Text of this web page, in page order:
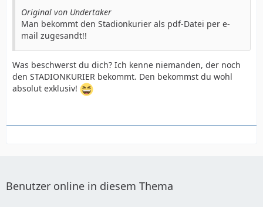
Original von Undertaker
Man bekommt den Stadionkurier als pdf-Datei per e-
mail zugesandt!!
Was beschwerst du dich? Ich kenne niemanden, der noch
den STADIONKURIER bekommt. Den bekommst du wohl
absolut exklusiv!
Benutzer online in diesem Thema